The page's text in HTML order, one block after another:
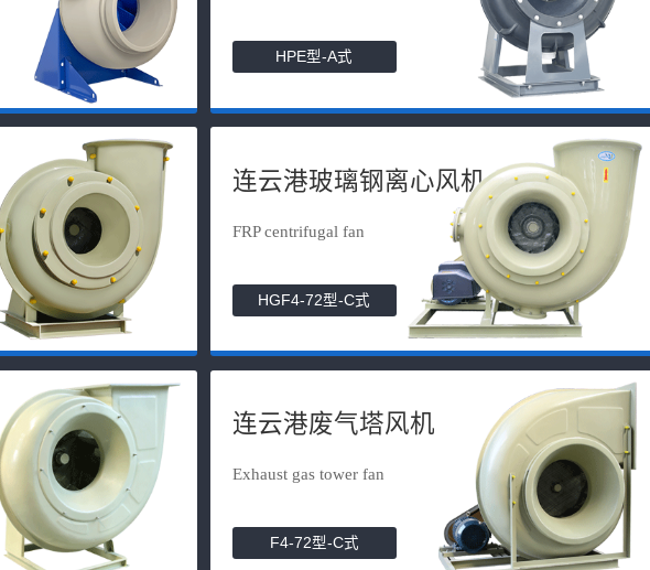
HPE型-A式
连云港玻璃钢离心风机
FRP centrifugal fan
HGF4-72型-C式
连云港废气塔风机
Exhaust gas tower fan
F4-72型-C式